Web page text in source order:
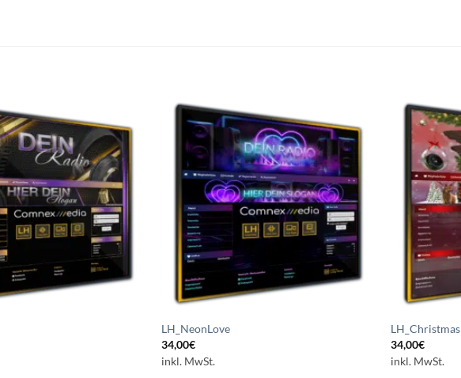
Auf die
Wunschliste
setzen
Auf die
Wunschliste
setzen
LH_NeonLove
34,00€
inkl. MwSt.
LH_Christmas
34,00€
inkl. MwSt.